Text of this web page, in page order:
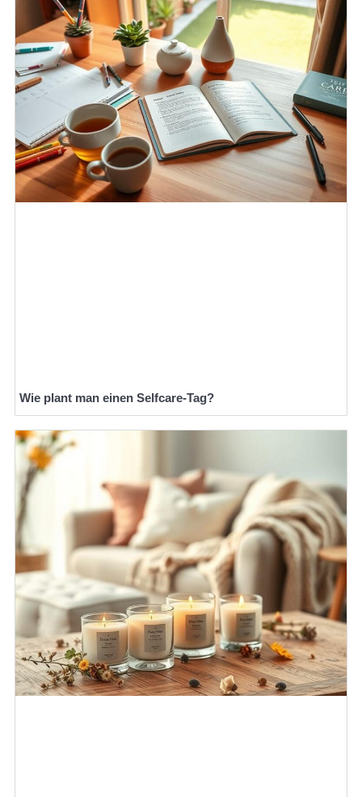
Wie plant man einen Selfcare-Tag?